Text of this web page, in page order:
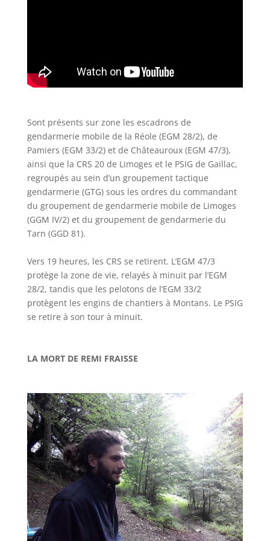
Sont présents sur zone les escadrons de
gendarmerie mobile de la Réole (EGM 28/2), de
Pamiers (EGM 33/2) et de Châteauroux (EGM 47/3),
ainsi que la CRS 20 de Limoges et le PSIG de Gaillac,
regroupés au sein d’un groupement tactique
gendarmerie (GTG) sous les ordres du commandant
du groupement de gendarmerie mobile de Limoges
(GGM IV/2) et du groupement de gendarmerie du
Tarn (GGD 81).
Vers 19 heures, les CRS se retirent. L’EGM 47/3
protège la zone de vie, relayés à minuit par l’EGM
28/2, tandis que les pelotons de l’EGM 33/2
protègent les engins de chantiers à Montans. Le PSIG
se retire à son tour à minuit.
LA MORT DE REMI FRAISSE